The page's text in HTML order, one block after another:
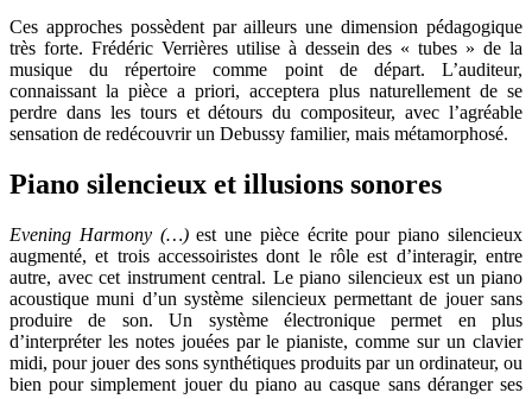
Ces approches possèdent par ailleurs une dimension pédagogique
très forte. Frédéric Verrières utilise à dessein des « tubes » de la
musique du répertoire comme point de départ. L’auditeur,
connaissant la pièce a priori, acceptera plus naturellement de se
perdre dans les tours et détours du compositeur, avec l’agréable
sensation de redécouvrir un Debussy familier, mais métamorphosé.
Piano silencieux et illusions sonores
Evening Harmony (…)est une pièce écrite pour piano silencieux
augmenté, et trois accessoiristes dont le rôle est d’interagir, entre
autre, avec cet instrument central. Le piano silencieux est un piano
acoustique muni d’un système silencieux permettant de jouer sans
produire de son. Un système électronique permet en plus
d’interpréter les notes jouées par le pianiste, comme sur un clavier
midi, pour jouer des sons synthétiques produits par un ordinateur, ou
bien pour simplement jouer du piano au casque sans déranger ses